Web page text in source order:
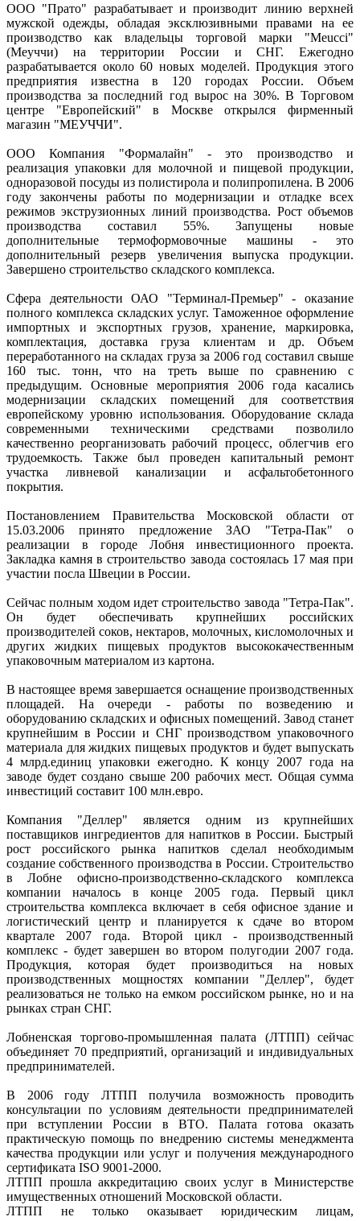
ООО "Прато" разрабатывает и производит линию верхней
мужской одежды, обладая эксклюзивными правами на ее
производство как владельцы торговой марки "Meucci"
(Меуччи) на территории России и СНГ. Ежегодно
разрабатывается около 60 новых моделей. Продукция этого
предприятия известна в 120 городах России. Объем
производства за последний год вырос на 30%. В Торговом
центре "Европейский" в Москве открылся фирменный
магазин "МЕУЧЧИ".
ООО Компания "Формалайн" - это производство и
реализация упаковки для молочной и пищевой продукции,
одноразовой посуды из полистирола и полипропилена. В 2006
году закончены работы по модернизации и отладке всех
режимов экструзионных линий производства. Рост объемов
производства составил 55%. Запущены новые
дополнительные термоформовочные машины - это
дополнительный резерв увеличения выпуска продукции.
Завершено строительство складского комплекса.
Сфера деятельности ОАО "Терминал-Премьер" - оказание
полного комплекса складских услуг. Таможенное оформление
импортных и экспортных грузов, хранение, маркировка,
комплектация, доставка груза клиентам и др. Объем
переработанного на складах груза за 2006 год составил свыше
160 тыс. тонн, что на треть выше по сравнению с
предыдущим. Основные мероприятия 2006 года касались
модернизации складских помещений для соответствия
европейскому уровню использования. Оборудование склада
современными техническими средствами позволило
качественно реорганизовать рабочий процесс, облегчив его
трудоемкость. Также был проведен капитальный ремонт
участка ливневой канализации и асфальтобетонного
покрытия.
Постановлением Правительства Московской области от
15.03.2006 принято предложение ЗАО "Тетра-Пак" о
реализации в городе Лобня инвестиционного проекта.
Закладка камня в строительство завода состоялась 17 мая при
участии посла Швеции в России.
Сейчас полным ходом идет строительство завода "Тетра-Пак".
Он будет обеспечивать крупнейших российских
производителей соков, нектаров, молочных, кисломолочных и
других жидких пищевых продуктов высококачественным
упаковочным материалом из картона.
В настоящее время завершается оснащение производственных
площадей. На очереди - работы по возведению и
оборудованию складских и офисных помещений. Завод станет
крупнейшим в России и СНГ производством упаковочного
материала для жидких пищевых продуктов и будет выпускать
4 млрд.единиц упаковки ежегодно. К концу 2007 года на
заводе будет создано свыше 200 рабочих мест. Общая сумма
инвестиций составит 100 млн.евро.
Компания "Деллер" является одним из крупнейших
поставщиков ингредиентов для напитков в России. Быстрый
рост российского рынка напитков сделал необходимым
создание собственного производства в России. Строительство
в Лобне офисно-производственно-складского комплекса
компании началось в конце 2005 года. Первый цикл
строительства комплекса включает в себя офисное здание и
логистический центр и планируется к сдаче во втором
квартале 2007 года. Второй цикл - производственный
комплекс - будет завершен во втором полугодии 2007 года.
Продукция, которая будет производиться на новых
производственных мощностях компании "Деллер", будет
реализоваться не только на емком российском рынке, но и на
рынках стран СНГ.
Лобненская торгово-промышленная палата (ЛТПП) сейчас
объединяет 70 предприятий, организаций и индивидуальных
предпринимателей.
В 2006 году ЛТПП получила возможность проводить
консультации по условиям деятельности предпринимателей
при вступлении России в ВТО. Палата готова оказать
практическую помощь по внедрению системы менеджмента
качества продукции или услуг и получения международного
сертификата ISO 9001-2000.
ЛТПП прошла аккредитацию своих услуг в Министерстве
имущественных отношений Московской области.
ЛТПП не только оказывает юридическим лицам,